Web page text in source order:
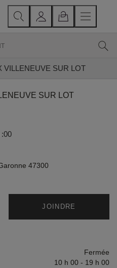
VILLENEUVE SUR LOT
SUR LOT
:00
47300
JOINDRE
Fermée
10 h 00 - 19 h 00